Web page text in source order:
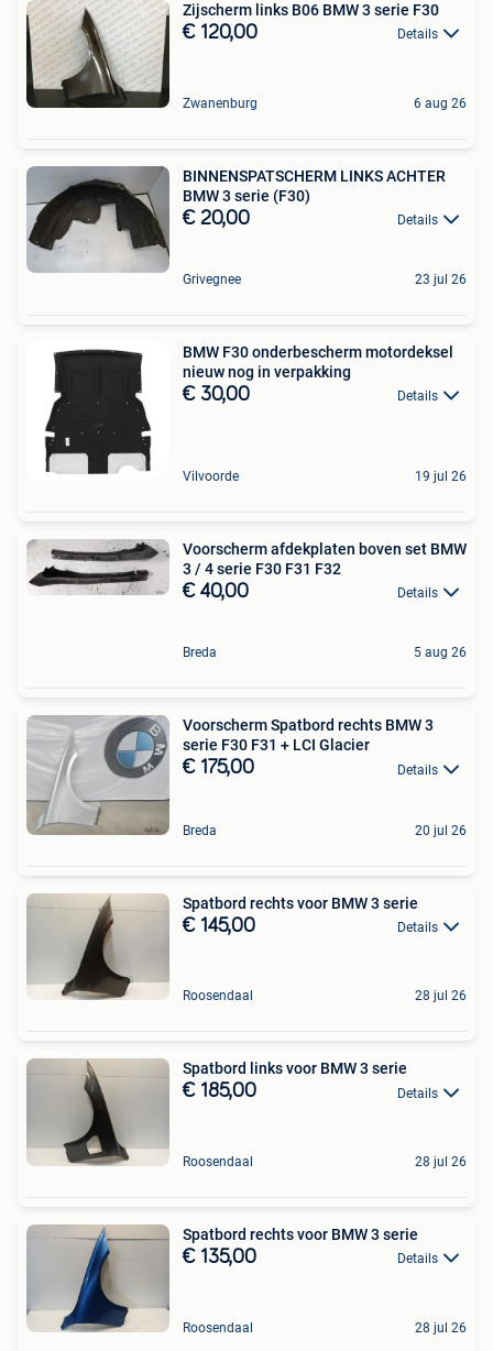
Zijscherm links B06 BMW 3 serie F30
€ 120,00 Details
Zwanenburg 6 aug 26
BINNENSPATSCHERM LINKS ACHTER
BMW 3 serie (F30)
€ 20,00 Details
Grivegnee 23 jul 26
BMW F30 onderbescherm motordeksel
nieuw nog in verpakking
€ 30,00 Details
Vilvoorde 19 jul 26
Voorscherm afdekplaten boven set BMW
3 / 4 serie F30 F31 F32
€ 40,00 Details
Breda 5 aug 26
Voorscherm Spatbord rechts BMW 3
serie F30 F31 + LCI Glacier
€ 175,00 Details
Breda 20 jul 26
Spatbord rechts voor BMW 3 serie
€ 145,00 Details
Roosendaal 28 jul 26
Spatbord links voor BMW 3 serie
€ 185,00 Details
Roosendaal 28 jul 26
Spatbord rechts voor BMW 3 serie
€ 135,00 Details
Roosendaal 28 jul 26